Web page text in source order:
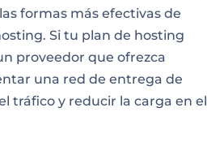
formas más efectivas de
Si tu plan de hosting
proveedor que ofrezca
una red de entrega de
tráfico y reducir la carga en el